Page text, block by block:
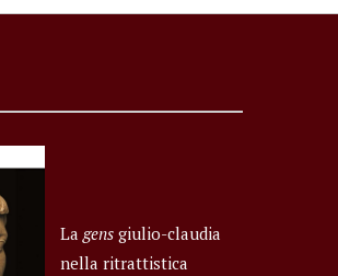
Lagens giulio-claudia
nella ritrattistica